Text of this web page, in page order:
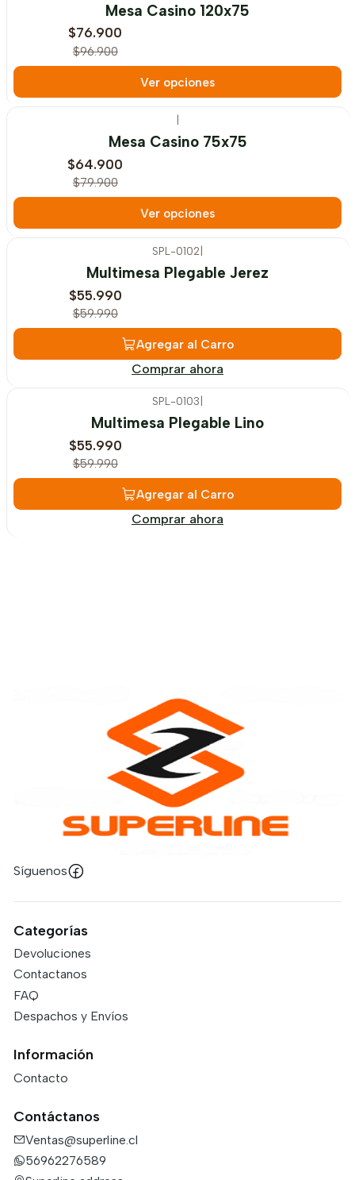
Mesa Casino 120x75
$76.900
$96.900
Ver opciones
Mesa Casino 75x75
$64.900
$79.900
Ver opciones
SPL-0102
Multimesa Plegable Jerez
$55.990
$59.990
Agregar al Carro
Comprar ahora
SPL-0103
Multimesa Plegable Lino
$55.990
$59.990
Agregar al Carro
Comprar ahora
Síguenos
Categorías
Devoluciones
Contactanos
FAQ
Despachos y Envíos
Información
Contacto
Contáctanos
Ventas@superline.cl
56962276589